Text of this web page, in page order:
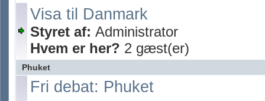
Visa til Danmark
Styret af: Administrator
Hvem er her? 2 gæst(er)
Phuket
Fri debat: Phuket